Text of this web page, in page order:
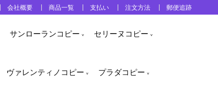
会社概要 商品一覧 支払い 注文方法 郵便追跡
サンローランコピー セリーヌコピー
ヴァレンティノコピー プラダコピー